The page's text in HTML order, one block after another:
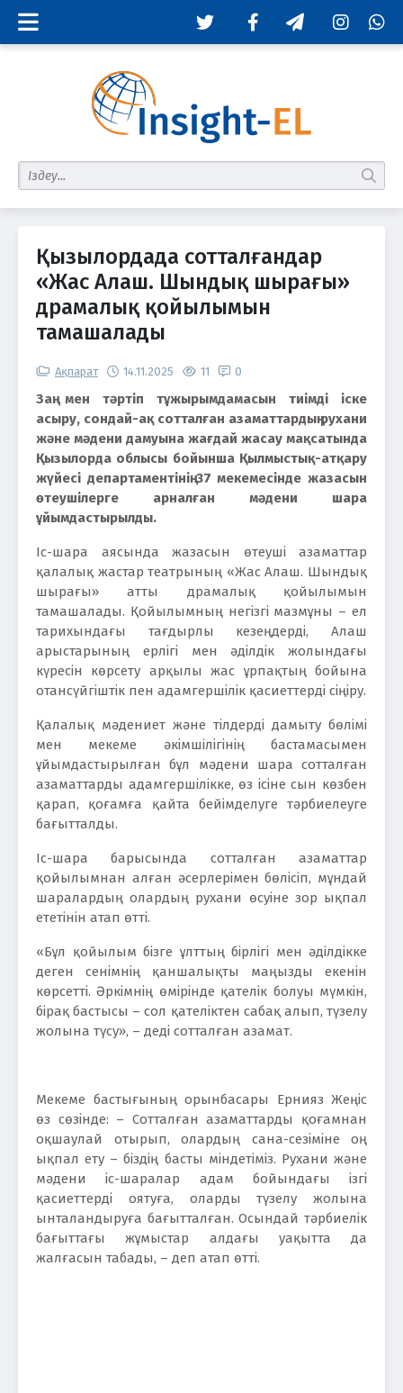
TwitterFacebookTelegramInstagram
табу
Қызылордада сотталғандар
«Жас Алаш. Шындық шырағы»
драмалық қойылымын
тамашалады
Ақпарат 14.11.2025 11 0
Заң мен тәртіп тұжырымдамасын тиімді іске
асыру, сондай-ақ сотталған азаматтардың рухани
және мәдени дамуына жағдай жасау мақсатында
Қызылорда облысы бойынша Қылмыстық-атқару
жүйесі департаментінің 37 мекемесінде жазасын
өтеушілерге арналған мәдени шара
ұйымдастырылды.
Іс-шара аясында жазасын өтеуші азаматтар
қалалық жастар театрының «Жас Алаш. Шындық
шырағы» атты драмалық қойылымын
тамашалады. Қойылымның негізгі мазмұны – ел
тарихындағы тағдырлы кезеңдерді, Алаш
арыстарының ерлігі мен әділдік жолындағы
күресін көрсету арқылы жас ұрпақтың бойына
отансүйгіштік пен адамгершілік қасиеттерді сіңіру.
Қалалық мәдениет және тілдерді дамыту бөлімі
мен мекеме әкімшілігінің бастамасымен
ұйымдастырылған бұл мәдени шара сотталған
азаматтарды адамгершілікке, өз ісіне сын көзбен
қарап, қоғамға қайта бейімделуге тәрбиелеуге
бағытталды.
Іс-шара барысында сотталған азаматтар
қойылымнан алған әсерлерімен бөлісіп, мұндай
шаралардың олардың рухани өсуіне зор ықпал
ететінін атап өтті.
«Бұл қойылым бізге ұлттың бірлігі мен әділдікке
деген сенімнің қаншалықты маңызды екенін
көрсетті. Әркімнің өмірінде қателік болуы мүмкін,
бірақ бастысы – сол қателіктен сабақ алып, түзелу
жолына түсу», – деді сотталған азамат.
Мекеме бастығының орынбасары Ернияз Жеңіс
өз сөзінде: – Сотталған азаматтарды қоғамнан
оқшаулай отырып, олардың сана-сезіміне оң
ықпал ету – біздің басты міндетіміз. Рухани және
мәдени іс-шаралар адам бойындағы ізгі
қасиеттерді оятуға, оларды түзелу жолына
ынталандыруға бағытталған. Осындай тәрбиелік
бағыттағы жұмыстар алдағы уақытта да
жалғасын табады, – деп атап өтті.